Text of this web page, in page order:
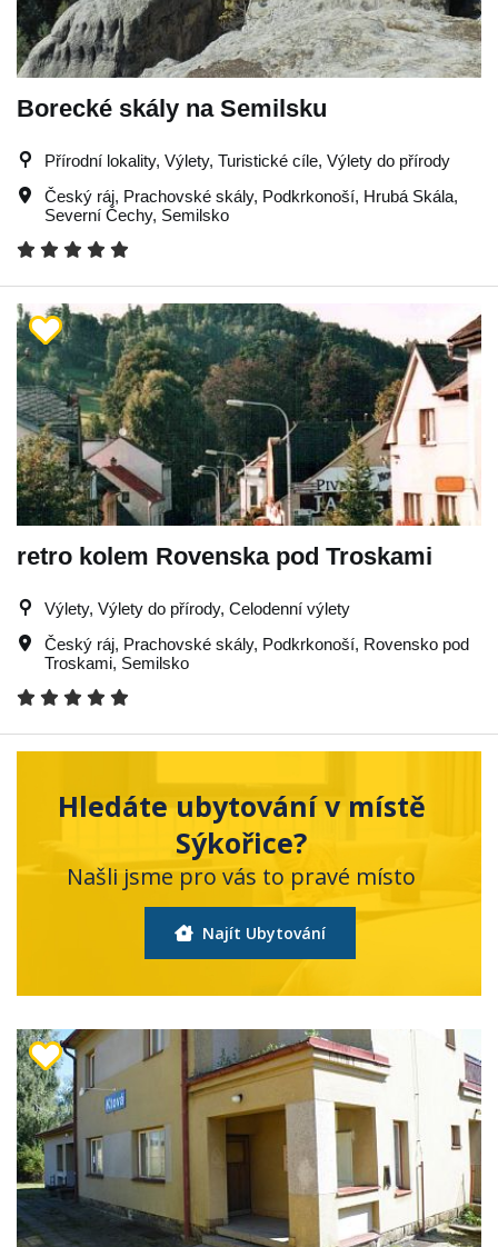
Borecké skály na Semilsku
Přírodní lokality, Výlety, Turistické cíle, Výlety do přírody
Český ráj, Prachovské skály, Podkrkonoší, Hrubá Skála,
Severní Čechy, Semilsko
retro kolem Rovenska pod Troskami
Výlety, Výlety do přírody, Celodenní výlety
Český ráj, Prachovské skály, Podkrkonoší, Rovensko pod
Troskami, Semilsko
Hledáte ubytování v místě
Sýkořice?
Našli jsme pro vás to pravé místo
Najít Ubytování